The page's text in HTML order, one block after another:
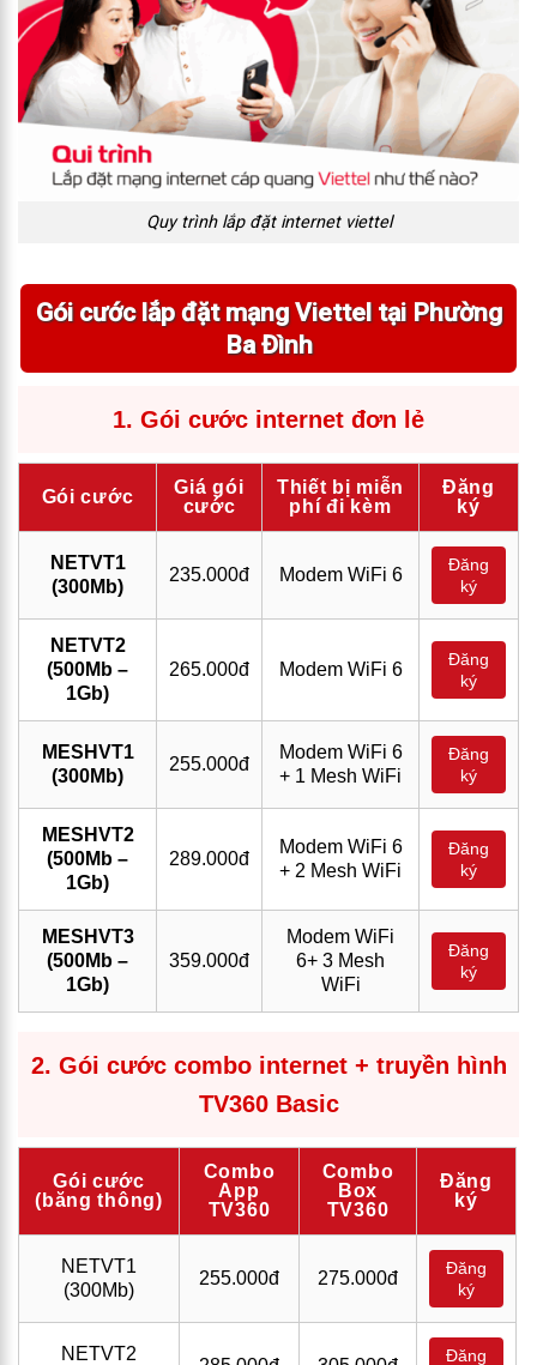
Quy trình lắp đặt internet viettel
Gói cước lắp đặt mạng Viettel tại Phường
Ba Đình
1. Gói cước internet đơn lẻ
Gói cước
Giá gói
cước
Thiết bị miễn
phí đi kèm
Đăng
ký
NETVT1
(300Mb)
235.000đ Modem WiFi 6
Đăng
ký
NETVT2
(500Mb –
1Gb)
265.000đ Modem WiFi 6
Đăng
ký
MESHVT1
(300Mb)
255.000đ
Modem WiFi 6
+ 1 Mesh WiFi
Đăng
ký
MESHVT2
(500Mb –
1Gb)
289.000đ
Modem WiFi 6
+ 2 Mesh WiFi
Đăng
ký
MESHVT3
(500Mb –
1Gb)
359.000đ
Modem WiFi
6+ 3 Mesh
WiFi
Đăng
ký
2. Gói cước combo internet + truyền hình
TV360 Basic
Gói cước
(băng thông)
Combo
App
TV360
Combo
Box
TV360
Đăng
ký
NETVT1
(300Mb)
255.000đ 275.000đ
Đăng
ký
NETVT2
Đăng